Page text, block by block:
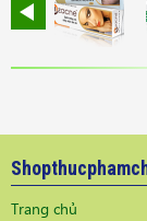
Trang chủ